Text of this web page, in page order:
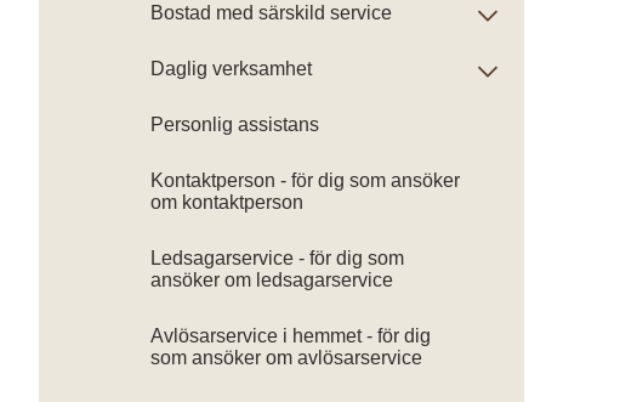
Bostad med särskild service
Daglig verksamhet
Personlig assistans
Kontaktperson - för dig som ansöker
om kontaktperson
Ledsagarservice - för dig som
ansöker om ledsagarservice
Avlösarservice i hemmet - för dig
som ansöker om avlösarservice